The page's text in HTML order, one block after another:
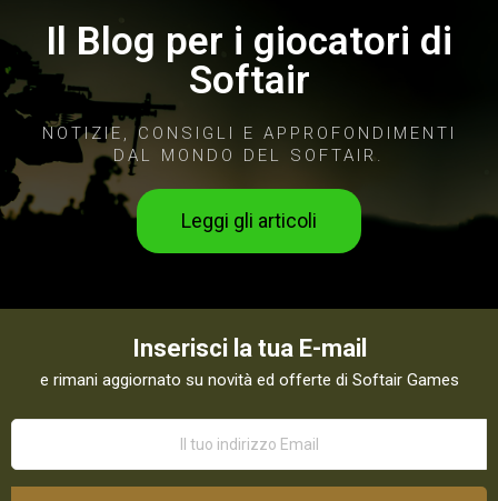
Il Blog per i giocatori di
Softair
NOTIZIE, CONSIGLI E APPROFONDIMENTI
DAL MONDO DEL SOFTAIR.
Leggi gli articoli
Inserisci la tua E-mail
e rimani aggiornato su novità ed offerte di Softair Games